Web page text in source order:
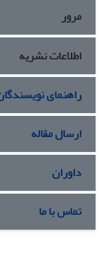
مرور
اطلاعات نشریه
راهنمای
ارسال مقاله
داوران
تماس با ما